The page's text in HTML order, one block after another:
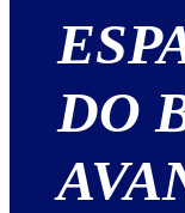
DO